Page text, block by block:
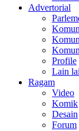
Advertorial
Profile
Lain
Ragam
Video
Komik
Desain
Forum